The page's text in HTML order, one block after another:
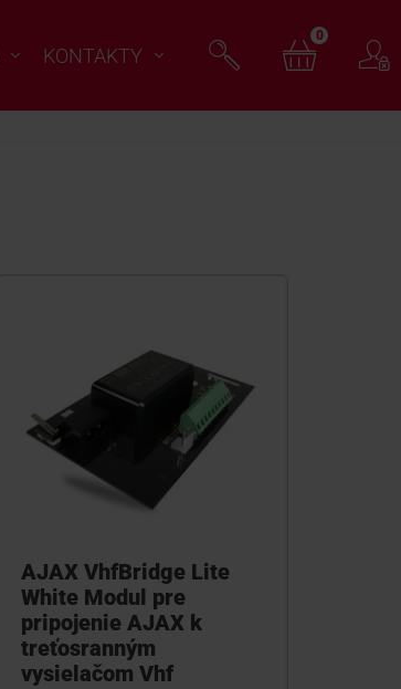
KONTAKTY
0
AJAX VhfBridge Lite
White Modul pre
pripojenie AJAX k
treťosranným
vysielačom Vhf